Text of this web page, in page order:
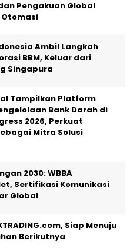
Pengakuan Global
Ambil Langkah
BBM, Keluar dari
Singapura
Tampilkan Platform
Bank Darah di
2026, Perkuat
Mitra Solusi
2030: WBBA
Sertifikasi Komunikasi
Global
Siap Menuju
Berikutnya